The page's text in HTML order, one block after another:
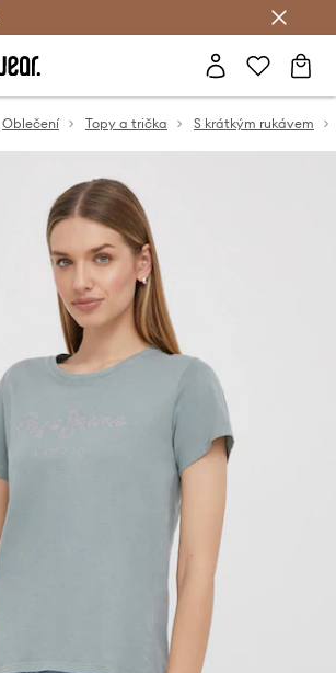
Oblečení Topy a trička S krátkým rukávem